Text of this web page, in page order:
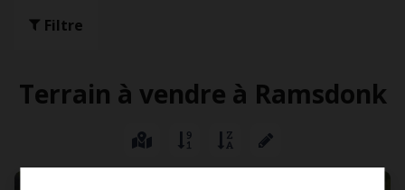
Filtre
Terrain à vendre à Ramsdonk